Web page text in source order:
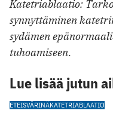
Katetriablaatio:
synnyttäminen
sydämen
tuhoamiseen.
Lue lisää jutun
ETEISVÄRINÄKATETRIABLAATIO